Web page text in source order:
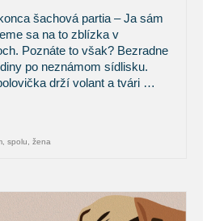
šachová partia – Ja sám
sa na to zblízka v
Poznáte to však? Bezradne
po neznámom sídlisku.
drží volant a tvári …
spolu žena